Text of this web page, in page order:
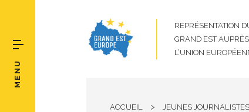
REPRÉSENTATION
GRAND EST
L’UNION
MENU
ACCUEIL > JEUNES